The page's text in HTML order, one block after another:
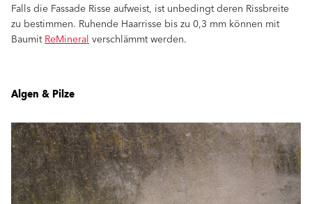
Falls die Fassade Risse aufweist, ist unbedingt deren Rissbreite
zu bestimmen. Ruhende Haarrisse bis zu 0,3 mm können mit
BaumitReMineralverschlämmt werden.
Algen & Pilze